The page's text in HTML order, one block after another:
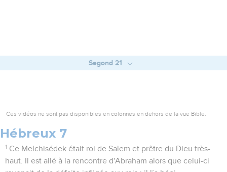
Segond 21
Ces vidéos ne sont pas disponibles en colonnes en dehors de la vue Bible.
Hébreux 7
1 Ce Melchisédek était roi de Salem et prêtre du Dieu très-
haut. Il est allé à la rencontre d'Abraham alors que celui-ci